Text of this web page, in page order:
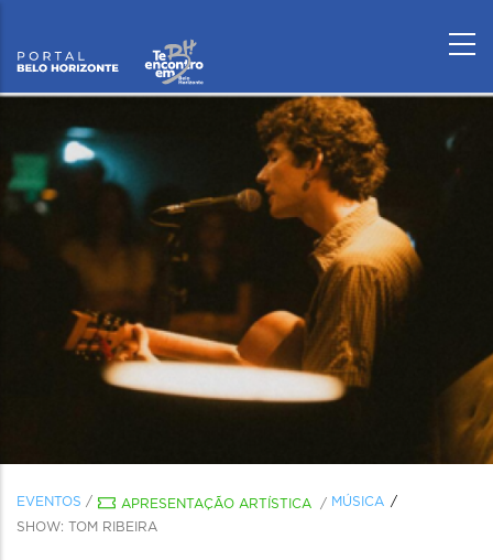
EVENTOS / APRESENTAÇÃO ARTÍSTICA / MÚSICA
SHOW: TOM RIBEIRA